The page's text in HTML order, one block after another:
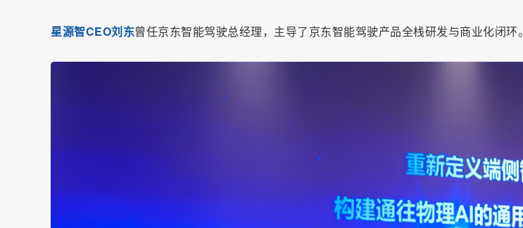
星源智CEO刘东曾任京东智能驾驶总经理，主导了京东智能驾驶产品全栈研发与商业化闭环。